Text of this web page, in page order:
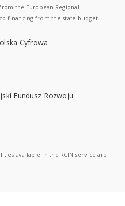
the European Regional
financing from the state budget.
available in the RCIN service are